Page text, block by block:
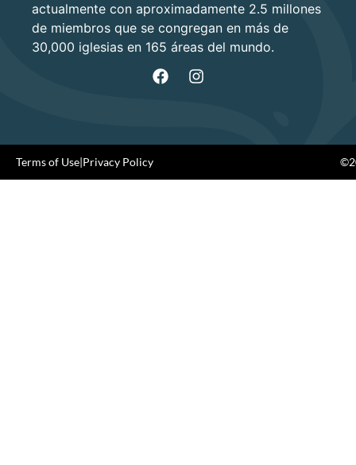
actualmente con aproximadamente 2.5 millones
de miembros que se congregan en más de
30,000 iglesias en 165 áreas del mundo.
Terms of Use|Privacy Policy